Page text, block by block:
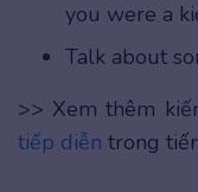
you were a
Talk about
>> Xem thêm
tiếp diễn trong